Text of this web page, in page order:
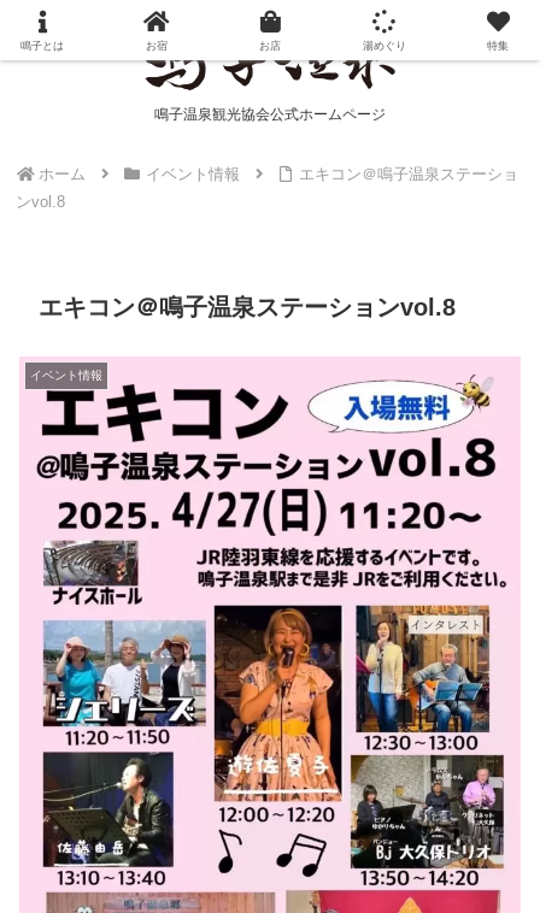
鳴子温泉観光協会公式ホームページ
ホーム イベント情報
エキコン＠鳴子温泉ステーショ
ンvol.8
エキコン＠鳴子温泉ステーションvol.8
イベント情報
鳴子とは お宿 お店 湯めぐり 特集